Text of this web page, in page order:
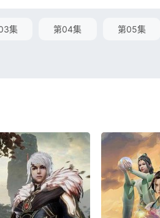
集 第04集 第05集